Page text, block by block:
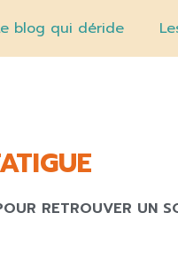
blog qui déride
RETROUVER UN